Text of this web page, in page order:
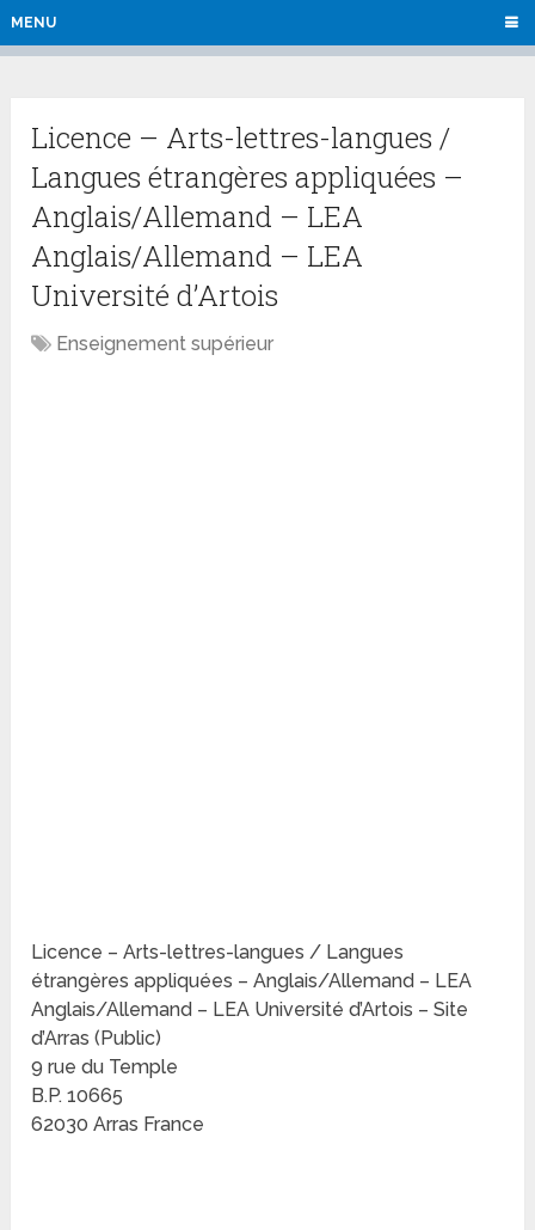
MENU
Licence – Arts-lettres-langues /
Langues étrangères appliquées –
Anglais/Allemand – LEA
Anglais/Allemand – LEA
Université d’Artois
Enseignement supérieur
Licence – Arts-lettres-langues / Langues
étrangères appliquées – Anglais/Allemand – LEA
Anglais/Allemand – LEA Université d’Artois – Site
d’Arras (Public)
9 rue du Temple
B.P. 10665
62030 Arras France